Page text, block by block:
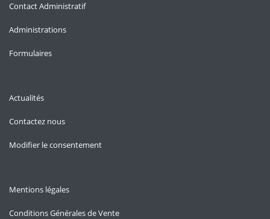
Contact Administratif
Administrations
Formulaires
Actualités
Contactez nous
Modifier le consentement
Mentions légales
Conditions Générales de Vente